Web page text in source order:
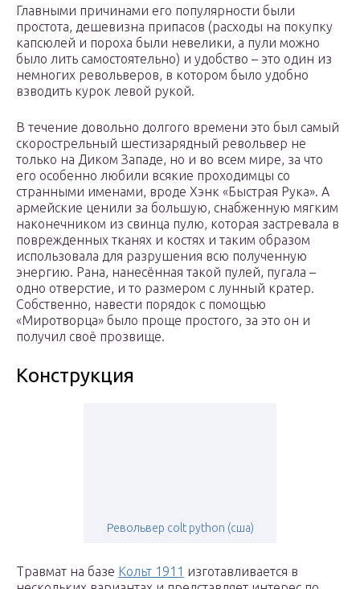
Главными причинами его популярности были
простота, дешевизна припасов (расходы на покупку
капсюлей и пороха были невелики, а пули можно
было лить самостоятельно) и удобство – это один из
немногих револьверов, в котором было удобно
взводить курок левой рукой.
В течение довольно долгого времени это был самый
скорострельный шестизарядный револьвер не
только на Диком Западе, но и во всем мире, за что
его особенно любили всякие проходимцы со
странными именами, вроде Хэнк «Быстрая Рука». А
армейские ценили за большую, снабженную мягким
наконечником из свинца пулю, которая застревала в
поврежденных тканях и костях и таким образом
использовала для разрушения всю полученную
энергию. Рана, нанесённая такой пулей, пугала –
одно отверстие, и то размером с лунный кратер.
Собственно, навести порядок с помощью
«Миротворца» было проще простого, за это он и
получил своё прозвище.
Конструкция
Револьвер colt python (сша)
Травмат на базе Кольт 1911 изготавливается в